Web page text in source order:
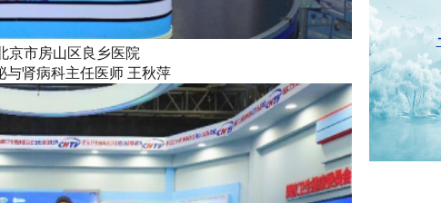
京市房山区良乡医院
与肾病科主任医师 王秋萍